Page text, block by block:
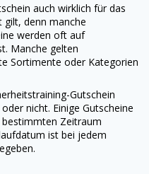
auch wirklich für das
gilt, denn manche
werden oft auf
Manche gelten
Sortimente oder Kategorien
Gutschein
nicht. Einige Gutscheine
Zeitraum
ist bei jedem